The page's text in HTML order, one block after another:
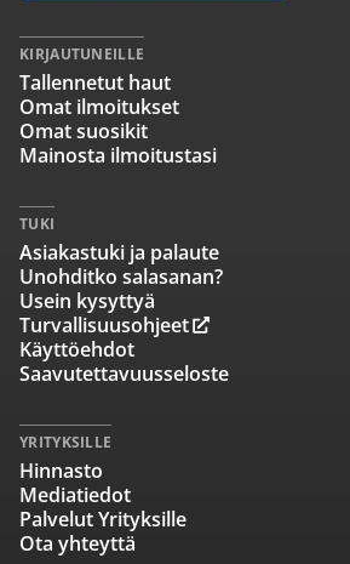
KIRJAUTUNEILLE
Tallennetut haut
Omat ilmoitukset
Omat suosikit
Mainosta ilmoitustasi
TUKI
Asiakastuki ja palaute
Unohditko salasanan?
Usein kysyttyä
Turvallisuusohjeet
Käyttöehdot
Saavutettavuusseloste
YRITYKSILLE
Hinnasto
Mediatiedot
Palvelut Yrityksille
Ota yhteyttä